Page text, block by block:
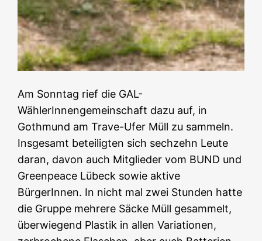
Am Sonntag rief die GAL-
WählerInnengemeinschaft dazu auf, in
Gothmund am Trave-Ufer Müll zu sammeln.
Insgesamt beteiligten sich sechzehn Leute
daran, davon auch Mitglieder vom BUND und
Greenpeace Lübeck sowie aktive
BürgerInnen. In nicht mal zwei Stunden hatte
die Gruppe mehrere Säcke Müll gesammelt,
überwiegend Plastik in allen Variationen,